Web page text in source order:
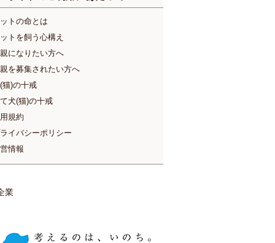
トの命とは
トを飼う心構え
になりたい方へ
を募集されたい方へ
猫)の十戒
犬(猫)の十戒
規約
イバシーポリシー
情報
業